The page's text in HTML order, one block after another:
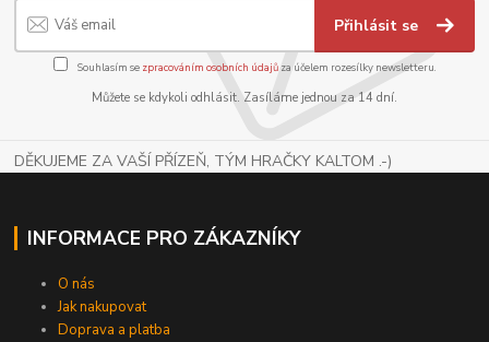
Přihlásit se
Souhlasím se zpracováním osobních údajůza účelem rozesílky newsletteru.
Můžete se kdykoli odhlásit. Zasíláme jednou za 14 dní.
DĚKUJEME ZA VAŠÍ PŘÍZEŇ, TÝM HRAČKY KALTOM .-)
INFORMACE PRO ZÁKAZNÍKY
O nás
Jak nakupovat
Doprava a platba